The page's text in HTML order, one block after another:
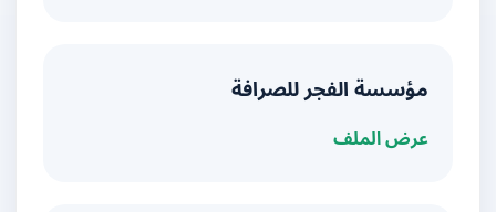
مؤسسة الفجر للصرافة
عرض الملف